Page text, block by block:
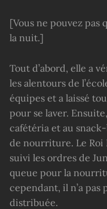
[Vous ne pouvez pas
la nuit.]
Tout d’abord, elle a
les alentours de
équipes et a laissé
pour se laver.
cafétéria et au
de nourriture. Le Roi
suivi les ordres de
queue pour la
cependant, il n’a pas
distribuée.